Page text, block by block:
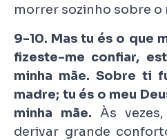
morrer sozinho sobre o
9-10. Mas tu és o que
fizeste-me confiar,
minha mãe. Sobre ti
madre; tu és o meu
minha mãe. Às
derivar grande